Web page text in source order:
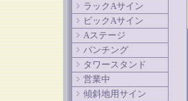
ラックAサイン
ビックAサイン
Aステージ
パンチング
タワースタンド
営業中
傾斜地用サイン